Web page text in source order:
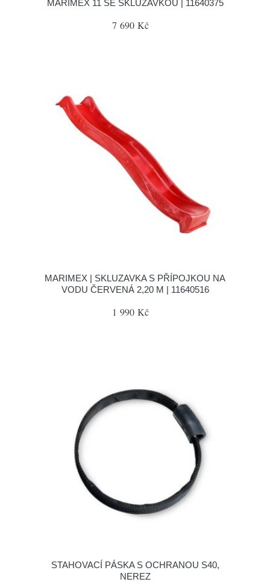
MARIMEX 11 SE SKLUZAVKOU | 11640375
7 690 Kč
MARIMEX | SKLUZAVKA S PŘÍPOJKOU NA
VODU ČERVENÁ 2,20 M | 11640516
1 990 Kč
STAHOVACÍ PÁSKA S OCHRANOU S40,
NEREZ